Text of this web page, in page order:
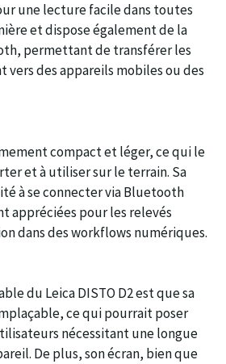
une lecture facile dans toutes
et dispose également de la
permettant de transférer les
vers des appareils mobiles ou des
compact et léger, ce qui le
et à utiliser sur le terrain. Sa
à se connecter via Bluetooth
appréciées pour les relevés
dans des workflows numériques.
du Leica DISTO D2 est que sa
ce qui pourrait poser
nécessitant une longue
De plus, son écran, bien que